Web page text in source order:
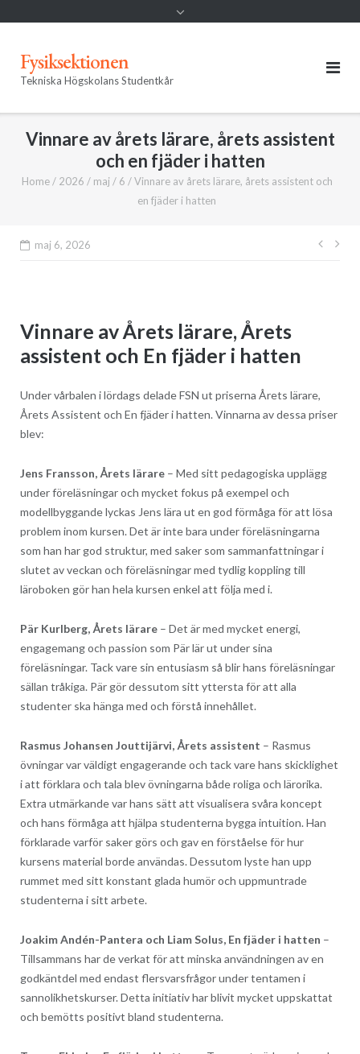
Fysiksektionen
Tekniska Högskolans Studentkår
Vinnare av årets lärare, årets assistent
och en fjäder i hatten
Home / 2026 / maj / 6 / Vinnare av årets lärare, årets assistent och
en fjäder i hatten
maj 6, 2026
Vinnare av Årets lärare, Årets
assistent och En fjäder i hatten
Under vårbalen i lördags delade FSN ut priserna Årets lärare,
Årets Assistent och En fjäder i hatten. Vinnarna av dessa priser
blev:
Jens Fransson, Årets lärare– Med sitt pedagogiska upplägg
under föreläsningar och mycket fokus på exempel och
modellbyggande lyckas Jens lära ut en god förmåga för att lösa
problem inom kursen. Det är inte bara under föreläsningarna
som han har god struktur, med saker som sammanfattningar i
slutet av veckan och föreläsningar med tydlig koppling till
läroboken gör han hela kursen enkel att följa med i.
Pär Kurlberg, Årets lärare– Det är med mycket energi,
engagemang och passion som Pär lär ut under sina
föreläsningar. Tack vare sin entusiasm så blir hans föreläsningar
sällan tråkiga. Pär gör dessutom sitt yttersta för att alla
studenter ska hänga med och förstå innehållet.
Rasmus Johansen Jouttijärvi, Årets assistent – Rasmus
övningar var väldigt engagerande och tack vare hans skicklighet
i att förklara och tala blev övningarna både roliga och lärorika.
Extra utmärkande var hans sätt att visualisera svåra koncept
och hans förmåga att hjälpa studenterna bygga intuition. Han
förklarade varför saker görs och gav en förståelse för hur
kursens material borde användas. Dessutom lyste han upp
rummet med sitt konstant glada humör och uppmuntrade
studenterna i sitt arbete.
Joakim Andén-Pantera och Liam Solus, En fjäder i hatten –
Tillsammans har de verkat för att minska användningen av en
godkänt­del med endast flersvarsfrågor under tentamen i
sannolikhetskurser. Detta initiativ har blivit mycket uppskattat
och bemötts positivt bland studenterna.